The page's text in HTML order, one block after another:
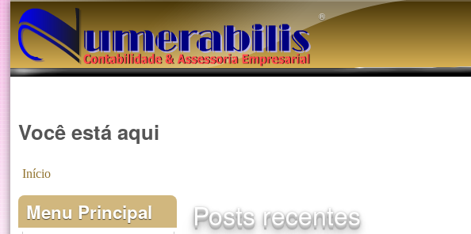
®️
Você está aqui
Início
Posts recentes
Menu Principal